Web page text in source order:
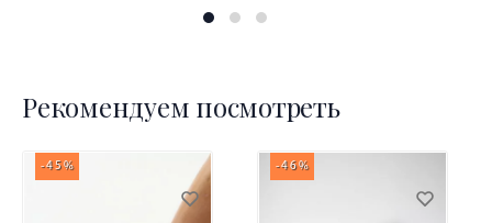
Рекомендуем посмотреть
-45% -46%